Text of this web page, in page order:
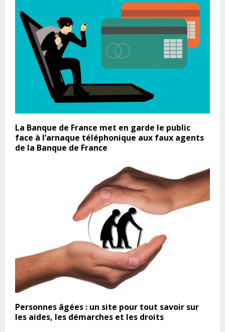
La Banque de France met en garde le public
face à l’arnaque téléphonique aux faux agents
de la Banque de France
Personnes âgées : un site pour tout savoir sur
les aides, les démarches et les droits